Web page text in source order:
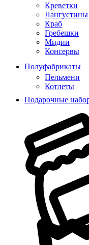
Креветки
Лангустины
Краб
Гребешки
Мидии
Консервы
Полуфабрикаты
Пельмени
Котлеты
Подарочные